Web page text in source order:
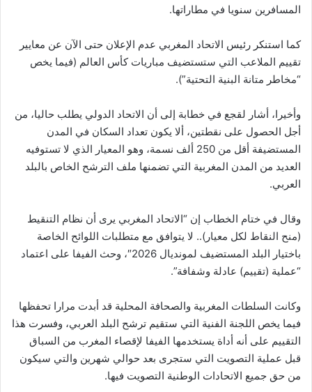
المسافرين سنويا في مطاراتها.
كما استنكر رئيس الاتحاد المغربي عدم الإعلان حتى الآن عن معايير
تقييم الملاعب التي ستستضيف مباريات كأس العالم (فيما يخص
“مخاطر متانة البنية التحتية”).
وأخيرا، أشار لقجع في خطابة إلى أن الاتحاد الدولي يطلب حاليا، من
أجل الحصول على نقطتين، ألا يكون تعداد السكان في المدن
المستضيفة أقل من 250 ألف نسمة، وهو المعيار الذي لا تستوفيه
العديد من المدن المغربية التي تضمنها ملف الترشح الخاص بالبلد
العربي.
وقال في ختام الخطاب إن “الاتحاد المغربي يرى أن نظام التنقيط
(منح النقاط لكل معيار).. لا يتوافق مع متطلبات اللوائح الخاصة
باختيار البلد المستضيف لمونديال 2026″، وحث الفيفا على اعتماد
“عملية (تقييم) عادلة وشفافة”.
وكانت السلطات المغربية والصحافة المحلية قد أبدت مرارا تحفظها
فيما يخص اللجنة الفنية التي ستقيم ترشح البلد العربي، وفسرت هذا
التقييم على أنه أداة يستخدمها الفيفا لإقصاء المغرب من السباق
قبل عملية التصويت التي ستجرى بعد حوالي شهرين والتي سيكون
من حق جميع الاتحادات الوطنية التصويت فيها.